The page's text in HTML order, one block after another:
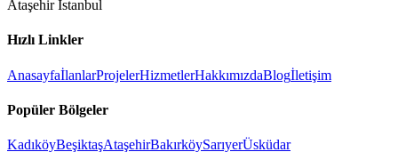
Ataşehir İstanbul
Hızlı Linkler
AnasayfaİlanlarProjelerHizmetlerHakkımızdaBlogİletişim
Popüler Bölgeler
KadıköyBeşiktaşAtaşehirBakırköySarıyerÜsküdar